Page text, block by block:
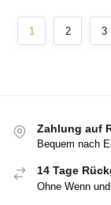
1 2 3
Zahlung auf
Bequem nach
14 Tage
Ohne Wenn